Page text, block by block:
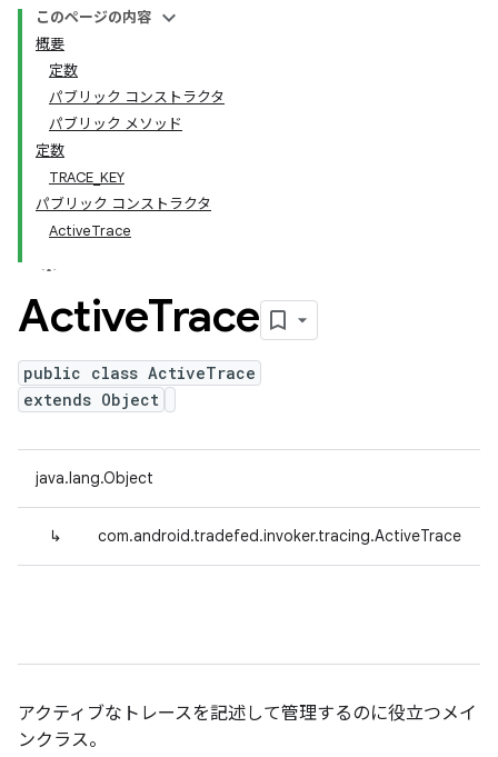
このページの内容
概要
定数
パブリック コンストラクタ
パブリック メソッド
定数
TRACE_KEY
パブリック コンストラクタ
ActiveTrace
ActiveTrace
public class ActiveTrace
extends Object
java.lang.Object
↳ com.android.tradefed.invoker.tracing.ActiveTrace
アクティブなトレースを記述して管理するのに役立つメイ
ンクラス。